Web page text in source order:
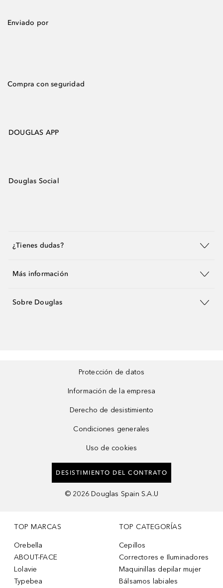
Enviado por
Compra con seguridad
DOUGLAS APP
Douglas Social
¿Tienes dudas?
Más información
Sobre Douglas
Protección de datos
Información de la empresa
Derecho de desistimiento
Condiciones generales
Uso de cookies
DESISTIMIENTO DEL CONTRATO
© 2026 Douglas Spain S.A.U
TOP MARCAS
Orebella
ABOUT-FACE
Lolavie
Typebea
TOP CATEGORÍAS
Cepillos
Correctores e Iluminadores
Maquinillas depilar mujer
Bálsamos labiales